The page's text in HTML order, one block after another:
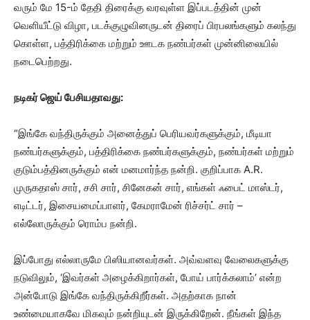
வரும் மே 15-ம் தேதி திரைக்கு வரவுள்ள இப்படத்தின் முன்
வெளியீட்டு விழா, படக்குழுவினருடன் திரைப் பிரபலங்களும் கலந்து
கொள்ள, பத்திரிக்கை மற்றும் ஊடக நண்பர்கள் முன்னிலையில்
நடைபெற்றது.
நடிகர் ஜெய் பேசியதாவது:
“இங்கே வந்திருக்கும் அனைத்துப் பெரியவர்களுக்கும், மீடியா
நண்பர்களுக்கும், பத்திரிக்கை நண்பர்களுக்கும், நண்பர்கள் மற்றும்
குடும்பத்தினருக்கும் என் மனமார்ந்த நன்றி. குறிப்பாக A.R.
முருகதாஸ் சார், சசி சார், சினேகன் சார், எங்கள் ஃபைட் மாஸ்டர்,
எடிட்டர், இசையமைப்பாளர், கேமராமேன் ரிச்சர்ட் சார் –
எல்லோருக்கும் ரொம்ப நன்றி.
இப்போது எல்லாருமே பிஸியானவர்கள். அவ்வளவு வேலைகளுக்கு
நடுவிலும், ‘இவர்கள் அழைக்கிறார்கள், போய் பார்க்கலாம்’ என்ற
அன்போடு இங்கே வந்திருக்கிறீர்கள். அதற்காக நான்
உண்மையாகவே மிகவும் நன்றியுடன் இருக்கிறேன். நீங்கள் இந்த